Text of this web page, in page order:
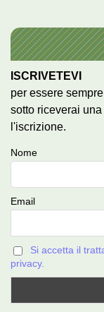
ISCRIVETEVI
per essere
sotto riceverai
l'iscrizione.
Nome
Email
Si accetta il
privacy.